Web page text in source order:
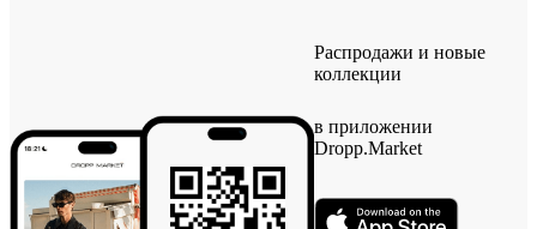
Распродажи и новые
коллекции
в приложении
Dropp.Market